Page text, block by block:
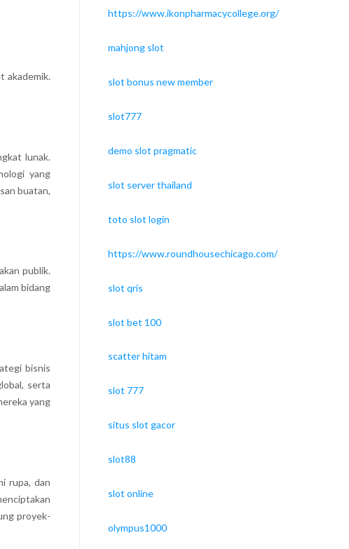
akademik.
lunak.
yang
buatan,
publik.
bidang
bisnis
serta
yang
rupa, dan
proyek-
https://www.ikonpharmacycollege.org/
mahjong slot
slot bonus new member
slot777
demo slot pragmatic
slot server thailand
toto slot login
https://www.roundhousechicago.com/
slot qris
slot bet 100
scatter hitam
slot 777
situs slot gacor
slot88
slot online
olympus1000